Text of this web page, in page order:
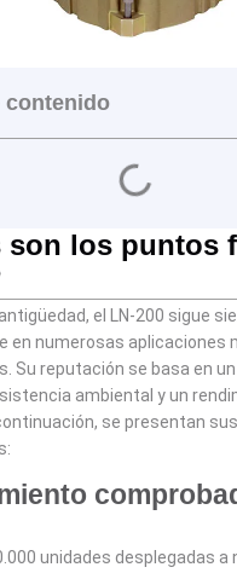
contenido
son los puntos
el LN-200 sigue
en numerosas aplicaciones
Su reputación se basa en
ambiental y un
se presentan
unidades desplegadas a